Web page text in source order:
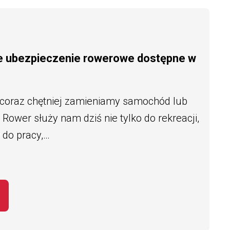
ubezpieczenie rowerowe dostępne w
chętniej zamieniamy samochód lub
służy nam dziś nie tylko do rekreacji,
pracy,…